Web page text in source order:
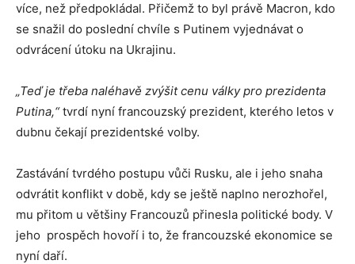
více, než předpokládal. Přičemž to byl právě Macron, kdo
se snažil do poslední chvíle s Putinem vyjednávat o
odvrácení útoku na Ukrajinu.
„Teď je třeba naléhavě zvýšit cenu války pro prezidenta
Putina,“tvrdí nyní francouzský prezident, kterého letos v
dubnu čekají prezidentské volby.
Zastávání tvrdého postupu vůči Rusku, ale i jeho snaha
odvrátit konflikt v době, kdy se ještě naplno nerozhořel,
mu přitom u většiny Francouzů přinesla politické body. V
jeho prospěch hovoří i to, že francouzské ekonomice se
nyní daří.